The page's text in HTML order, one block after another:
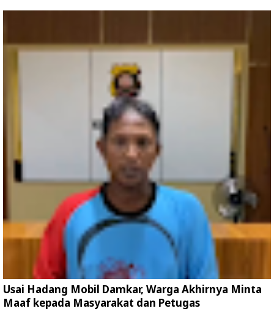
Usai Hadang Mobil Damkar, Warga Akhirnya Minta
Maaf kepada Masyarakat dan Petugas